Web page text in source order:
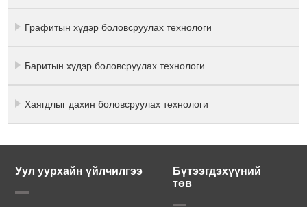
Графитын хүдэр боловсруулах технологи
Баритын хүдэр боловсруулах технологи
Хаягдлыг дахин боловсруулах технологи
Уул уурхайн үйлчилгээ
Бүтээгдэхүүний
төв